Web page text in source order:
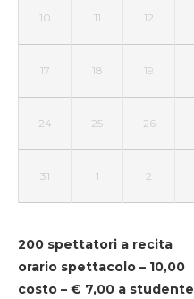
10 11 12
17 18 19
24 25 26
31 1 2
200 spettatori a recita
orario spettacolo – 10,00
costo – € 7,00 a studente